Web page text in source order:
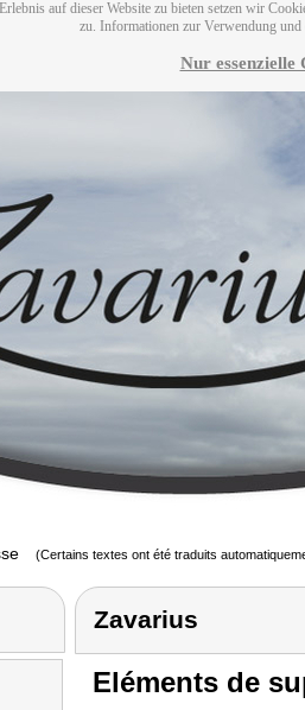
auf dieser Website zu bieten setzen wir
zu. Informationen zur Verwendung
Nur essenzielle
(Certains textes ont été traduits
Zavarius
Eléments de